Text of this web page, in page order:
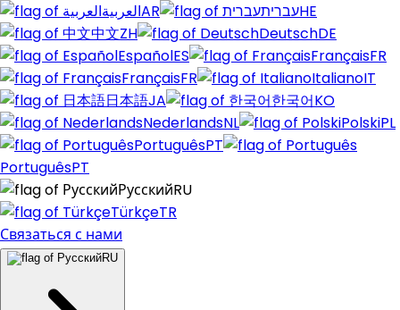
العربيةAR עבריתHE
中文ZH DeutschDE
EspañolES FrançaisFR
FrançaisFR ItalianoIT
日本語JA 한국어KO
NederlandsNL PolskiPL
PortuguêsPT
PortuguêsPT
РусскийRU
TürkçeTR
Связаться с нами
RU